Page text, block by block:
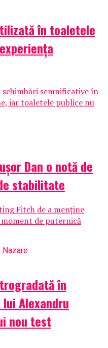
în toaletele
semnificative în
iar toaletele publice nu
Dan o notă de
stabilitate
Fitch de a menține
de puternică
în
lui Alexandru
nou test